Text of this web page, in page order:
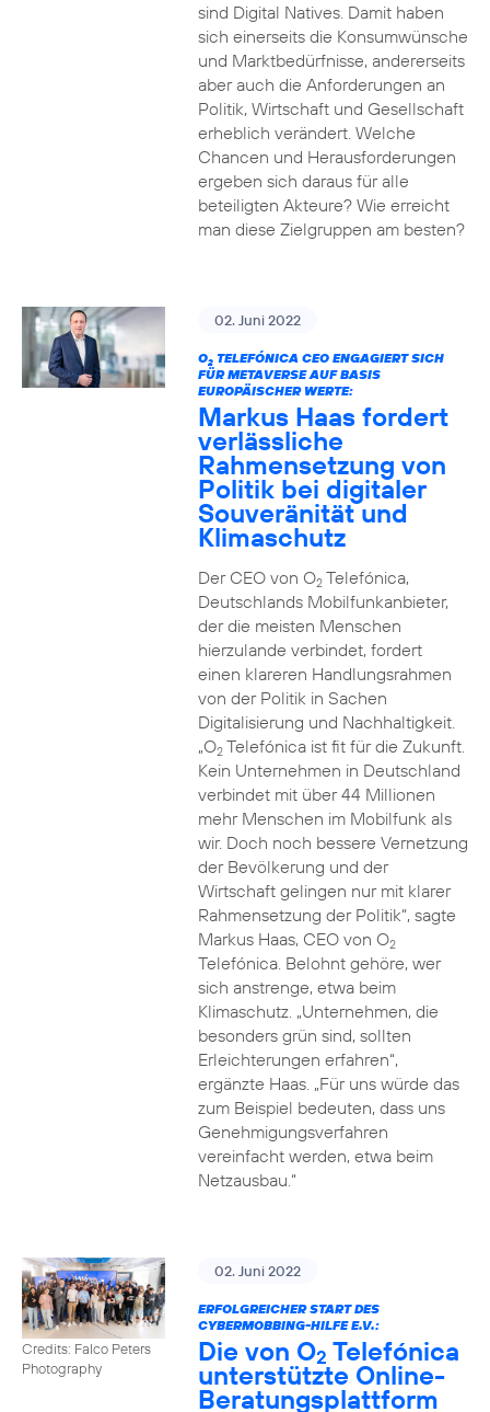
sind Digital Natives. Damit haben
sich einerseits die Konsumwünsche
und Marktbedürfnisse, andererseits
aber auch die Anforderungen an
Politik, Wirtschaft und Gesellschaft
erheblich verändert. Welche
Chancen und Herausforderungen
ergeben sich daraus für alle
beteiligten Akteure? Wie erreicht
man diese Zielgruppen am besten?
02. Juni 2022
O2TELEFÓNICA CEO ENGAGIERT SICH
FÜR METAVERSE AUF BASIS
EUROPÄISCHER WERTE:
Markus Haas fordert
verlässliche
Rahmensetzung von
Politik bei digitaler
Souveränität und
Klimaschutz
Der CEO von O2Telefónica,
Deutschlands Mobilfunkanbieter,
der die meisten Menschen
hierzulande verbindet, fordert
einen klareren Handlungsrahmen
von der Politik in Sachen
Digitalisierung und Nachhaltigkeit.
„O2Telefónica ist fit für die Zukunft.
Kein Unternehmen in Deutschland
verbindet mit über 44 Millionen
mehr Menschen im Mobilfunk als
wir. Doch noch bessere Vernetzung
der Bevölkerung und der
Wirtschaft gelingen nur mit klarer
Rahmensetzung der Politik“, sagte
Markus Haas, CEO von O2
Telefónica. Belohnt gehöre, wer
sich anstrenge, etwa beim
Klimaschutz. „Unternehmen, die
besonders grün sind, sollten
Erleichterungen erfahren“,
ergänzte Haas. „Für uns würde das
zum Beispiel bedeuten, dass uns
Genehmigungsverfahren
vereinfacht werden, etwa beim
Netzausbau.“
Credits: Falco Peters
Photography
02. Juni 2022
ERFOLGREICHER START DES
CYBERMOBBING-HILFE E.V.:
Die von O2 Telefónica
unterstützte Online-
Beratungsplattform